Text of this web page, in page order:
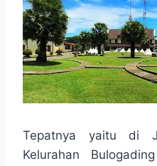
Tepatnya yaitu di
Kelurahan